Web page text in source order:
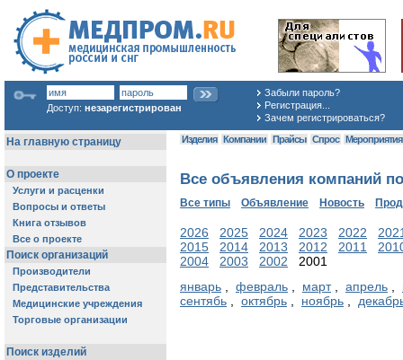
Доступ: незарегистрирован
Забыли пароль?
Регистрация...
Зачем регистрироваться?
Изделия Компании Прайсы Спрос Мероприятия
Все объявления компаний
Все типы Объявление Новость
2026 2025 2024 2023 2022
2015
2014 2013 2012 2011
2004
2003 2002 2001
январь , февраль , март, апрель ,
сентябь , октябрь , ноябрь ,